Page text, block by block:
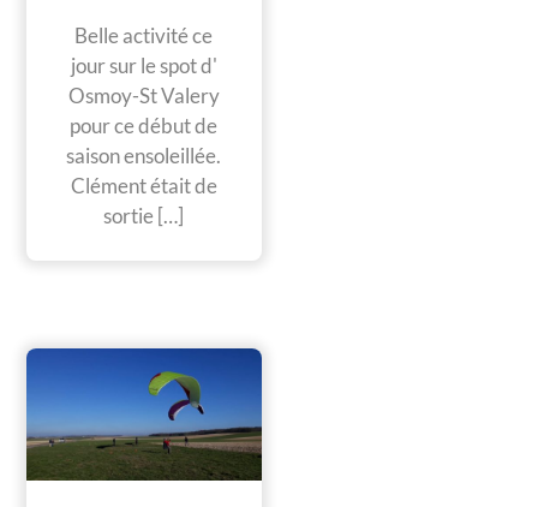
Belle activité ce
jour sur le spot d'
Osmoy-St Valery
pour ce début de
saison ensoleillée.
Clément était de
sortie […]